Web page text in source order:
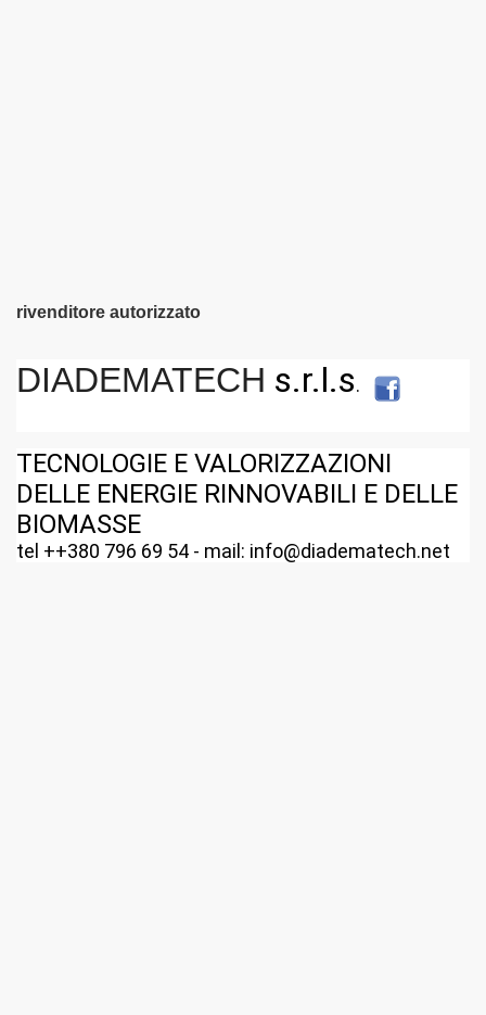
rivenditore autorizzato
DIADEMATECH s.r.l.s.
TECNOLOGIE E VALORIZZAZIONI
DELLE ENERGIE RINNOVABILI E DELLE
BIOMASSE
tel ++380 796 69 54 - mail: info@diadematech.net